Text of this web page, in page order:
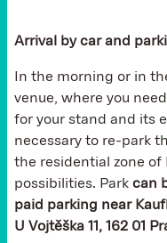
Arrival by car and
In the morning or in
venue, where you
for your stand and its
necessary to re-park
the residential zone
possibilities. Park can
paid parking near
U Vojtěška 11, 162 01